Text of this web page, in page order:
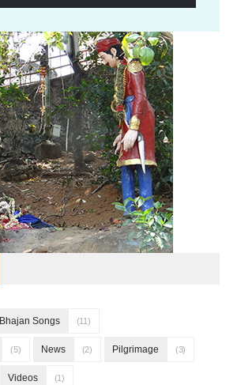
Bhajan Songs (11)
(5) News (2) Pilgrimage (3)
Videos (1)